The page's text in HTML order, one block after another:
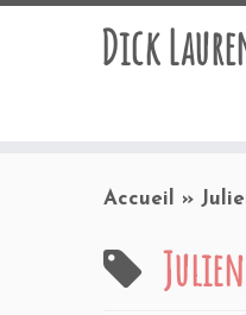
Dick
Accueil »